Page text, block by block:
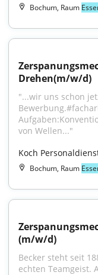
Bochum, Raum
Drehen(m/w/d)
"...wir uns schon
von Wellen..."
Koch
Bochum, Raum
(m/w/d)
Becker steht seit
echten Teamgeist.